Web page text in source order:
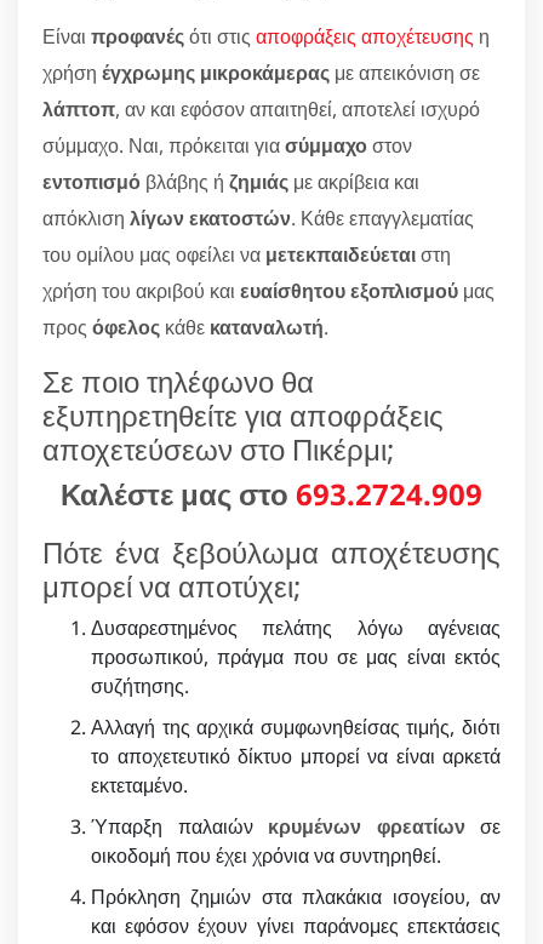
Είναι προφανέςότι στις αποφράξεις αποχέτευσης η
χρήση έγχρωμης μικροκάμερας με απεικόνιση σε
λάπτοπ, αν και εφόσον απαιτηθεί, αποτελεί ισχυρό
σύμμαχο. Ναι, πρόκειται γιασύμμαχοστον
εντοπισμό βλάβης ή ζημιάς με ακρίβεια και
απόκλιση λίγων εκατοστών. Κάθε επαγγλεματίας
του ομίλου μας οφείλει να μετεκπαιδεύεταιστη
χρήση του ακριβού και ευαίσθητου εξοπλισμού μας
προς όφελος κάθε καταναλωτή.
Σε ποιο τηλέφωνο θα
εξυπηρετηθείτε για αποφράξεις
αποχετεύσεων στο Πικέρμι;
Καλέστε μας στο 693.2724.909
Πότε ένα ξεβούλωμα αποχέτευσης
μπορεί να αποτύχει;
Δυσαρεστημένος πελάτης λόγω αγένειας
προσωπικού, πράγμα που σε μας είναι εκτός
συζήτησης.
Αλλαγή της αρχικά συμφωνηθείσας τιμής, διότι
το αποχετευτικό δίκτυο μπορεί να είναι αρκετά
εκτεταμένο.
Ύπαρξη παλαιών κρυμένων φρεατίωνσε
οικοδομή που έχει χρόνια να συντηρηθεί.
Πρόκληση ζημιών στα πλακάκια ισογείου, αν
και εφόσον έχουν γίνει παράνομες επεκτάσεις